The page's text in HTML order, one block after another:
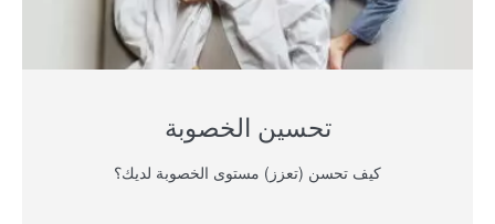
تحسين الخصوبة
كيف تحسن (تعزز) مستوى الخصوبة لديك؟